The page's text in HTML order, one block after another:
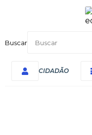
Buscar
CIDADÃO